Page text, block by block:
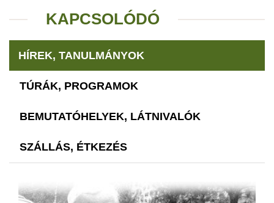
KAPCSOLÓDÓ
HÍREK, TANULMÁNYOK
TÚRÁK, PROGRAMOK
BEMUTATÓHELYEK, LÁTNIVALÓK
SZÁLLÁS, ÉTKEZÉS